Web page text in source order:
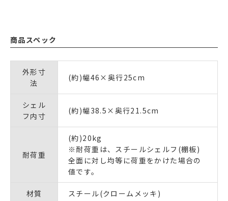
商品スペック
外形寸
法
(約)幅46×奥行25cm
シェル
フ内寸
(約)幅38.5×奥行21.5cm
耐荷重
(約)20kg
※耐荷重は、スチールシェルフ(棚板)
全面に対し均等に荷重をかけた場合の
値です。
材質 スチール(クロームメッキ)